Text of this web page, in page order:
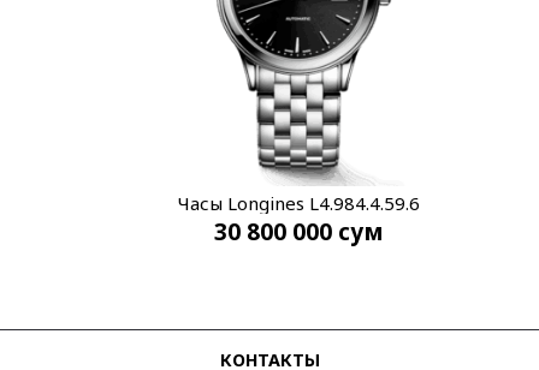
Часы Longines L4.984.4.59.6
30 800 000 сум
КОНТАКТЫ